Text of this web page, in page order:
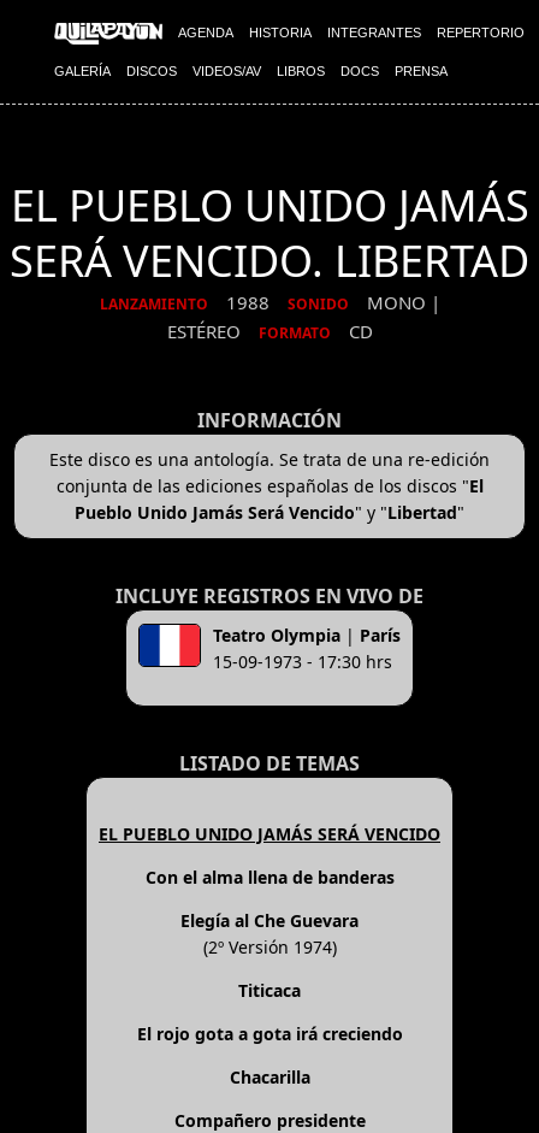
AGENDA HISTORIA INTEGRANTES REPERTORIO
GALERÍA DISCOS VIDEOS/AV LIBROS DOCS PRENSA
EL PUEBLO UNIDO JAMÁS
SERÁ VENCIDO. LIBERTAD
LANZAMIENTO 1988 SONIDO
MONO |
ESTÉREO
FORMATO CD
INFORMACIÓN
Este disco es una antología. Se trata de una re-edición
conjunta de las ediciones españolas de los discos "El
Pueblo Unido Jamás Será Vencido" y "Libertad"
INCLUYE REGISTROS EN VIVO DE
Teatro Olympia | París
15-09-1973 - 17:30 hrs
LISTADO DE TEMAS
EL PUEBLO UNIDO JAMÁS SERÁ VENCIDO
Con el alma llena de banderas
Elegía al Che Guevara
(2º Versión 1974)
Titicaca
El rojo gota a gota irá creciendo
Chacarilla
Compañero presidente